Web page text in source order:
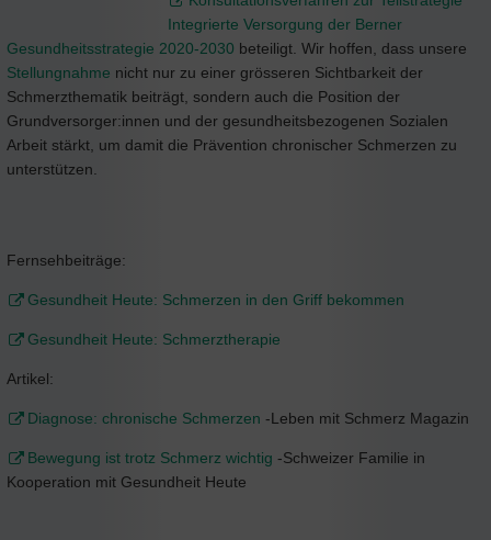
Integrierte Versorgung der Berner
Gesundheitsstrategie 2020-2030 beteiligt. Wir hoffen, dass unsere
Stellungnahme nicht nur zu einer grösseren Sichtbarkeit der
Schmerzthematik beiträgt, sondern auch die Position der
Grundversorger:innen und der gesundheitsbezogenen Sozialen
Arbeit stärkt, um damit die Prävention chronischer Schmerzen zu
unterstützen.
Fernsehbeiträge:
Gesundheit Heute: Schmerzen in den Griff bekommen
Gesundheit Heute: Schmerztherapie
Artikel:
Diagnose: chronische Schmerzen -Leben mit Schmerz Magazin
Bewegung ist trotz Schmerz wichtig -Schweizer Familie in
Kooperation mit Gesundheit Heute